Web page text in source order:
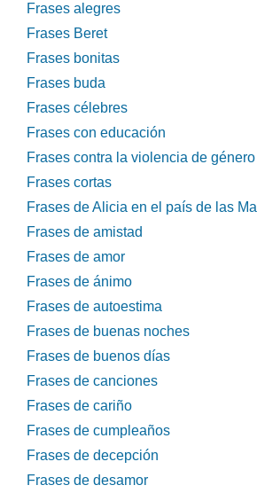
Frases alegres
Frases Beret
Frases bonitas
Frases buda
Frases célebres
Frases con educación
Frases contra la violencia de género
Frases cortas
Frases de Alicia en el país de las
Frases de amistad
Frases de amor
Frases de ánimo
Frases de autoestima
Frases de buenas noches
Frases de buenos días
Frases de canciones
Frases de cariño
Frases de cumpleaños
Frases de decepción
Frases de desamor